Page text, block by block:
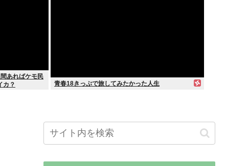
あればケモ民
カ？
青春18きっぷで旅してみたかった人生